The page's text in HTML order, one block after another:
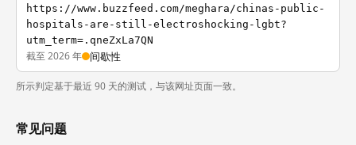
https://www.buzzfeed.com/meghara/chinas-public-
hospitals-are-still-electroshocking-lgbt?
utm_term=.qneZxLa7QN
截至 2026 年 间歇性
所示判定基于最近 90 天的测试，与该网址页面一致。
常见问题